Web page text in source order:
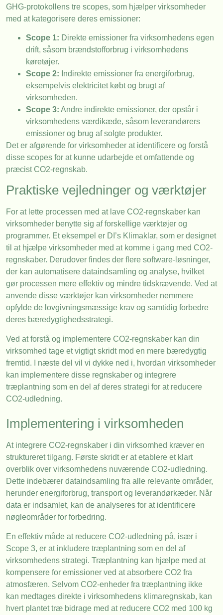
GHG-protokollens tre scopes, som hjælper virksomheder
med at kategorisere deres emissioner:
Scope 1: Direkte emissioner fra virksomhedens egen
drift, såsom brændstofforbrug i virksomhedens
køretøjer.
Scope 2: Indirekte emissioner fra energiforbrug,
eksempelvis elektricitet købt og brugt af
virksomheden.
Scope 3: Andre indirekte emissioner, der opstår i
virksomhedens værdikæde, såsom leverandørers
emissioner og brug af solgte produkter.
Det er afgørende for virksomheder at identificere og forstå
disse scopes for at kunne udarbejde et omfattende og
præcist CO2-regnskab.
Praktiske vejledninger og værktøjer
For at lette processen med at lave CO2-regnskaber kan
virksomheder benytte sig af forskellige værktøjer og
programmer. Et eksempel er DI’s Klimaklar, som er designet
til at hjælpe virksomheder med at komme i gang med CO2-
regnskaber. Derudover findes der flere software-løsninger,
der kan automatisere dataindsamling og analyse, hvilket
gør processen mere effektiv og mindre tidskrævende. Ved at
anvende disse værktøjer kan virksomheder nemmere
opfylde de lovgivningsmæssige krav og samtidig forbedre
deres bæredygtighedsstrategi.
Ved at forstå og implementere CO2-regnskaber kan din
virksomhed tage et vigtigt skridt mod en mere bæredygtig
fremtid. I næste del vil vi dykke ned i, hvordan virksomheder
kan implementere disse regnskaber og integrere
træplantning som en del af deres strategi for at reducere
CO2-udledning.
Implementering i virksomheden
At integrere CO2-regnskaber i din virksomhed kræver en
struktureret tilgang. Første skridt er at etablere et klart
overblik over virksomhedens nuværende CO2-udledning.
Dette indebærer dataindsamling fra alle relevante områder,
herunder energiforbrug, transport og leverandørkæder. Når
data er indsamlet, kan de analyseres for at identificere
nøgleområder for forbedring.
En effektiv måde at reducere CO2-udledning på, især i
Scope 3, er at inkludere træplantning som en del af
virksomhedens strategi. Træplantning kan hjælpe med at
kompensere for emissioner ved at absorbere CO2 fra
atmosfæren. Selvom CO2-enheder fra træplantning ikke
kan medtages direkte i virksomhedens klimaregnskab, kan
hvert plantet træ bidrage med at reducere CO2 med 100 kg